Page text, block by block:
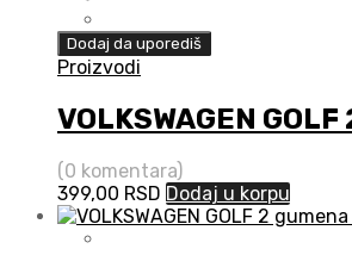
Dodaj da uporediš
Proizvodi
VOLKSWAGEN
(0 komentara)
399,00 RSD Dodaj u korpu